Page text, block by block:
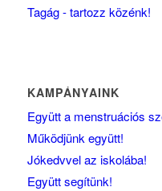
Tagág - tartozz közénk!
KAMPÁNYAINK
Együtt a menstruációs
Működjünk együtt!
Jókedvvel az iskolába!
Együtt segítünk!